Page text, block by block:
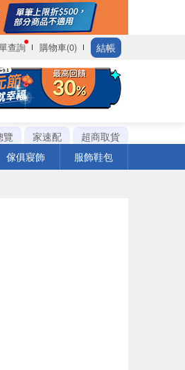
查詢 購物車(0) 結帳
覽 家速配
超商取貨
傢俱寢飾 服飾鞋包